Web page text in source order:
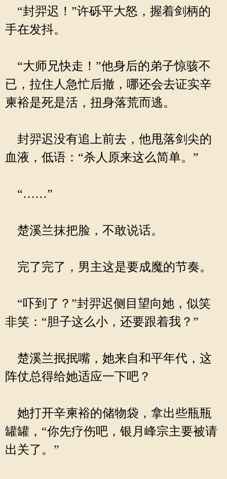
“封羿迟！”许砾平大怒，握着剑柄的
手在发抖。
“大师兄快走！”他身后的弟子惊骇不
已，拉住人急忙后撤，哪还会去证实辛
柬裕是死是活，扭身落荒而逃。
封羿迟没有追上前去，他甩落剑尖的
血液，低语：“杀人原来这么简单。”
“……”
楚溪兰抹把脸，不敢说话。
完了完了，男主这是要成魔的节奏。
“吓到了？”封羿迟侧目望向她，似笑
非笑：“胆子这么小，还要跟着我？”
楚溪兰抿抿嘴，她来自和平年代，这
阵仗总得给她适应一下吧？
她打开辛柬裕的储物袋，拿出些瓶瓶
罐罐，“你先疗伤吧，银月峰宗主要被请
出关了。”